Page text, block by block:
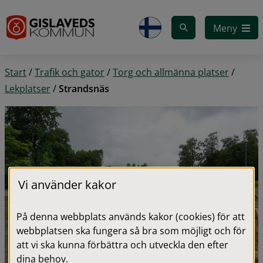
Meny
Start/Trafik och gator/Torg och allmänna platser/
Lekplatser/Strandsnäs
Vi använder kakor
På denna webbplats används kakor (cookies) för att
webbplatsen ska fungera så bra som möjligt och för
att vi ska kunna förbättra och utveckla den efter
dina behov.